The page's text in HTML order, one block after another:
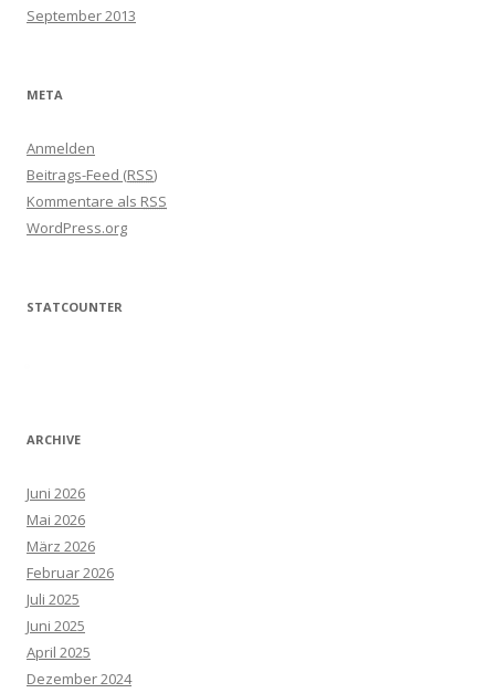
September 2013
META
Anmelden
Beitrags-Feed (RSS)
Kommentare als RSS
WordPress.org
STATCOUNTER
ARCHIVE
Juni 2026
Mai 2026
März 2026
Februar 2026
Juli 2025
Juni 2025
April 2025
Dezember 2024